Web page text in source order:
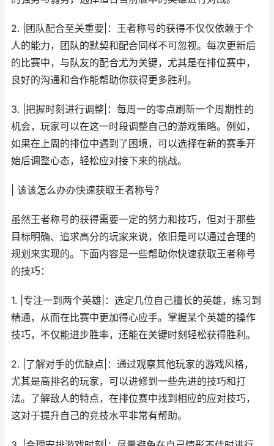
2. |团队配合至关重要|：王者称号的获得不仅仅依赖于个
人的能力，团队的默契和配合同样不可忽视。每次更新后
的比赛中，与队友的配合尤为关键，尤其是在排位赛中，
良好的沟通和合作能帮助你获得更多胜利。
3. |把握时刻进行调整|：每周一的零点刷新一个周期性的
机会，玩家可以在这一时段调整自己的游戏策略。例如，
如果在上周的排位中遇到了困境，可以选择在新的赛季开
始后调整心态，轻松应对接下来的挑战。
| 该该怎么办办快速获取王者称号？
虽然王者称号的获得需要一定的努力和技巧，但对于那些
目标明确、追求高分的玩家来说，依旧是可以通过合理的
规划来实现的。下面内容是一些帮助你快速获取王者称号
的技巧：
1. |专注一到两个英雄|：选定几位自己擅长的英雄，练习到
精通，从而在比赛中更加得心应手。掌握某个英雄的操作
技巧，不仅能进步胜率，还能在关键时刻轻松获得胜利。
2. |了解对手的优缺点|：通过观察其他玩家的游戏风格，
尤其是高排名的玩家，可以进修到一些先进的技巧和打
法。了解敌人的特点，在排位赛中找到相应的应对技巧，
这对于提升自己的竞技水平非常有帮助。